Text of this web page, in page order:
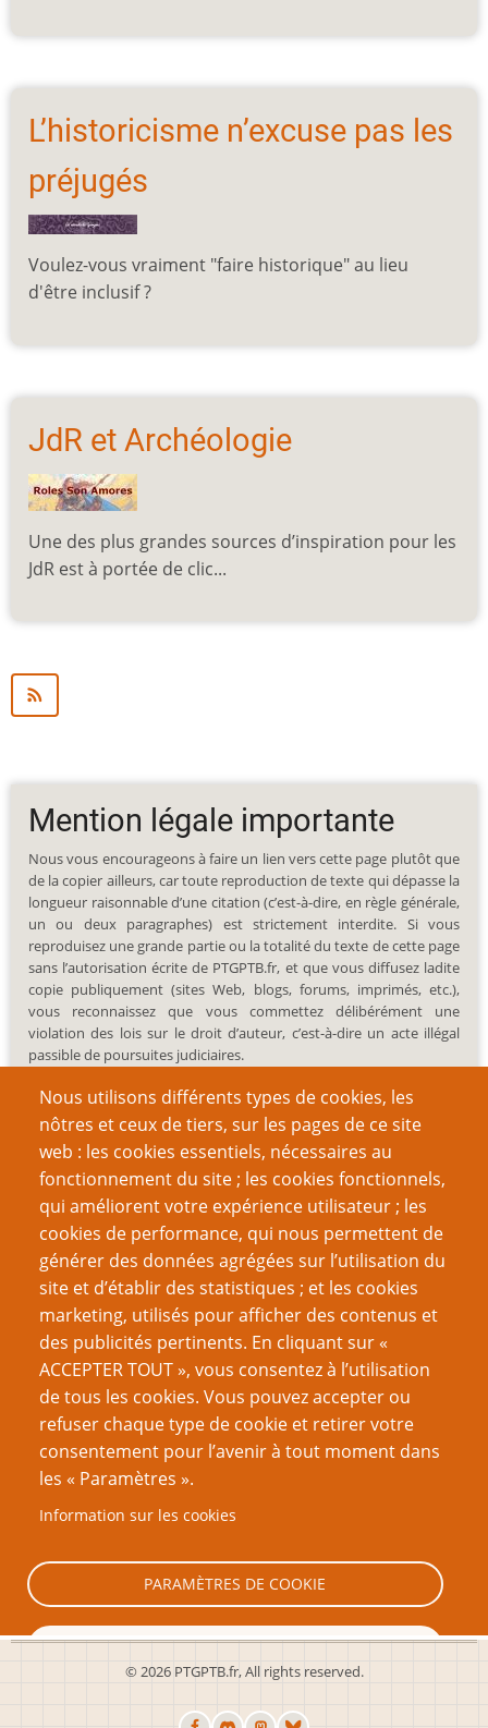
L’historicisme n’excuse pas les
préjugés
Voulez-vous vraiment "faire historique" au lieu
d'être inclusif ?
JdR et Archéologie
Une des plus grandes sources d’inspiration pour les
JdR est à portée de clic...
Nous utilisons différents types de cookies, les
nôtres et ceux de tiers, sur les pages de ce site
web : les cookies essentiels, nécessaires au
fonctionnement du site ; les cookies fonctionnels,
qui améliorent votre expérience utilisateur ; les
cookies de performance, qui nous permettent de
générer des données agrégées sur l’utilisation du
site et d’établir des statistiques ; et les cookies
marketing, utilisés pour afficher des contenus et
des publicités pertinents. En cliquant sur «
ACCEPTER TOUT », vous consentez à l’utilisation
de tous les cookies. Vous pouvez accepter ou
refuser chaque type de cookie et retirer votre
consentement pour l’avenir à tout moment dans
les « Paramètres ».
Information sur les cookies
PARAMÈTRES DE COOKIE
TOUT REFUSER
TOUT ACCEPTER
Mention légale importante
Nous vous encourageons à faire un lien vers cette page plutôt que
de la copier ailleurs, car toute reproduction de texte qui dépasse la
longueur raisonnable d’une citation (c’est-à-dire, en règle générale,
un ou deux paragraphes) est strictement interdite. Si vous
reproduisez une grande partie ou la totalité du texte de cette page
sans l’autorisation écrite de PTGPTB.fr, et que vous diffusez ladite
copie publiquement (sites Web, blogs, forums, imprimés, etc.),
vous reconnaissez que vous commettez délibérément une
violation des lois sur le droit d’auteur, c’est-à-dire un acte illégal
passible de poursuites judiciaires.
Recherche
Nom d'utilisateur
Mot de passe
Réinitialiser votre mot de passe
© 2026 PTGPTB.fr, All rights reserved.